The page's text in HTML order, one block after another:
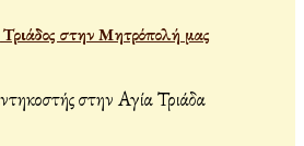
στην Μητρόπολή μας